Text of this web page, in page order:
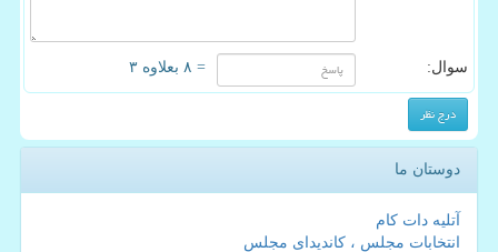
سوال: = ۸ بعلاوه ۳
دوستان ما
آتلیه دات کام
انتخابات مجلس ، کاندیدای مجلس